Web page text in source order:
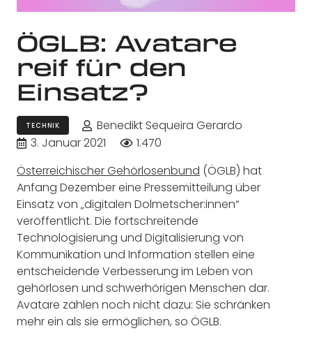
ÖGLB: Avatare
reif für den
Einsatz?
TECHNIK
Benedikt Sequeira Gerardo
3. Januar 2021
1.470
Österreichischer Gehörlosenbund (ÖGLB) hat
Anfang Dezember eine Pressemitteilung über
Einsatz von „digitalen Dolmetscher:innen“
veröffentlicht. Die fortschreitende
Technologisierung und Digitalisierung von
Kommunikation und Information stellen eine
entscheidende Verbesserung im Leben von
gehörlosen und schwerhörigen Menschen dar.
Avatare zählen noch nicht dazu: Sie schränken
mehr ein als sie ermöglichen, so ÖGLB.